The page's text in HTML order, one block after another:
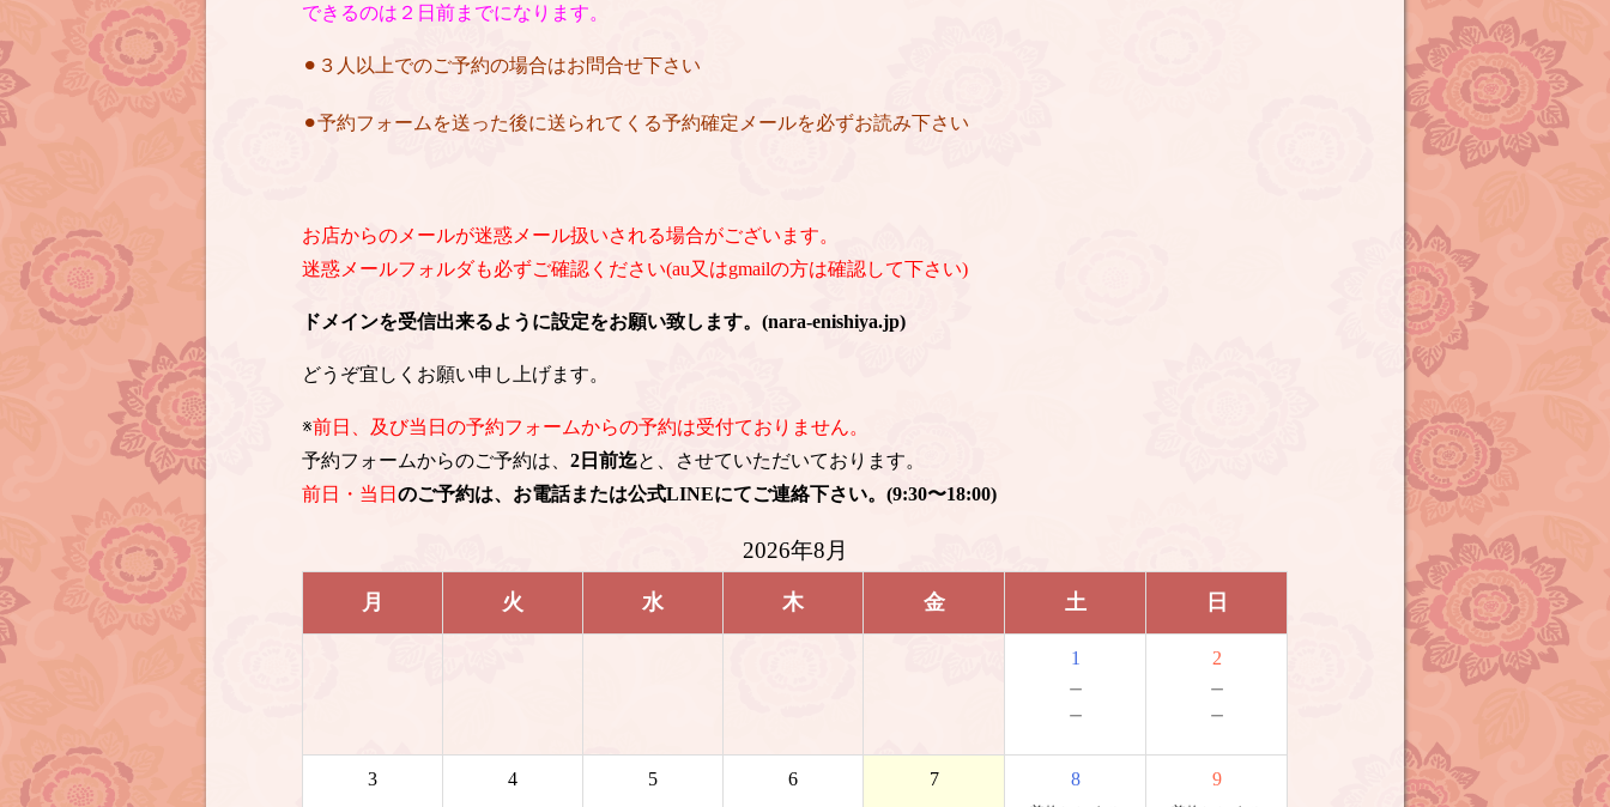
できるのは２日前までになります。
⚫︎３人以上でのご予約の場合はお問合せ下さい
⚫︎予約フォームを送った後に送られてくる予約確定メールを必ずお読み下さい
お店からのメールが迷惑メール扱いされる場合がございます。
迷惑メールフォルダも必ずご確認ください(au又はgmailの方は確認して下さい)
ドメインを受信出来るように設定をお願い致します。(nara-enishiya.jp)
どうぞ宜しくお願い申し上げます。
※前日、及び当日の予約フォームからの予約は受付ておりません。
予約フォームからのご予約は、 2日前迄と、させていただいております。
前日・当日 のご予約は、お電話または公式LINEにてご連絡下さい。(9:30〜18:00)
2026年8月
月 火 水 木 金 土 日
1
－
－
2
－
－
3 4 5 6 7 8 9